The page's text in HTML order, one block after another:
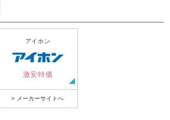
アイホン
激安特価
> メーカーサイトへ